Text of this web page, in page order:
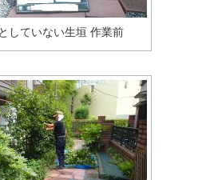
していない生垣 作業前